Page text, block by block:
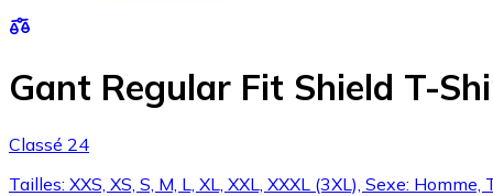
Gant Regular Fit Shield T-
Classé 24
Tailles: XXS, XS, S, M, L, XL, XXL, XXXL (3XL), Sexe: